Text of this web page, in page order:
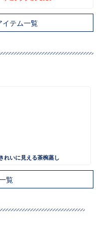
イテム一覧
きれいに見える茶椀蒸し
覧